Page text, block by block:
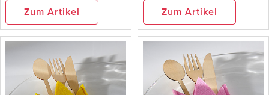
Zum Artikel Zum Artikel